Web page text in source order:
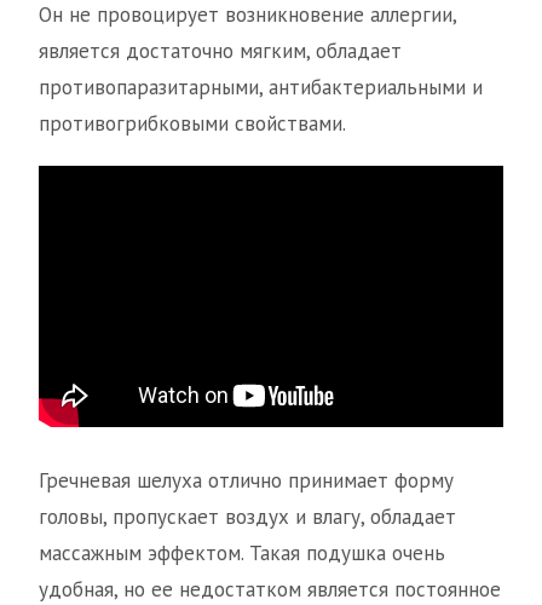
Он не провоцирует возникновение аллергии,
является достаточно мягким, обладает
противопаразитарными, антибактериальными и
противогрибковыми свойствами.
Гречневая шелуха отлично принимает форму
головы, пропускает воздух и влагу, обладает
массажным эффектом. Такая подушка очень
удобная, но ее недостатком является постоянное